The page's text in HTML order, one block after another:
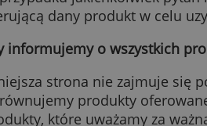
na zadawane pytania o
interweniujemy w
W przypadku
oferującą dany produkt w